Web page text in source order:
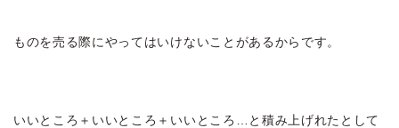
ものを売る際にやってはいけないことがあるからです。
いいところ＋いいところ＋いいところ…と積み上げれたとして